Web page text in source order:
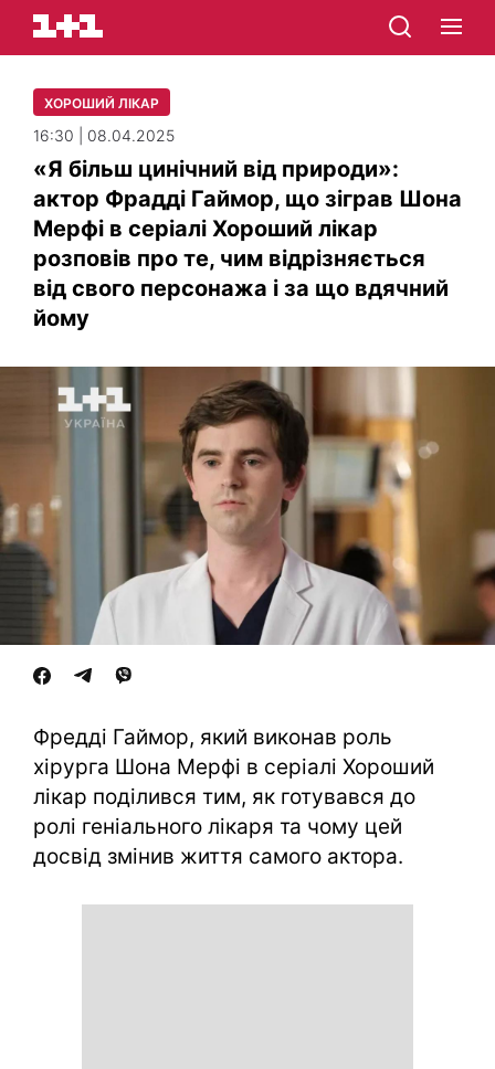
ХОРОШИЙ ЛІКАР
16:30 | 08.04.2025
«Я більш цинічний від природи»:
актор Фрадді Гаймор, що зіграв Шона
Мерфі в серіалі Хороший лікар
розповів про те, чим відрізняється
від свого персонажа і за що вдячний
йому
Фредді Гаймор, який виконав роль
хірурга Шона Мерфі в серіалі Хороший
лікар поділився тим, як готувався до
ролі геніального лікаря та чому цей
досвід змінив життя самого актора.